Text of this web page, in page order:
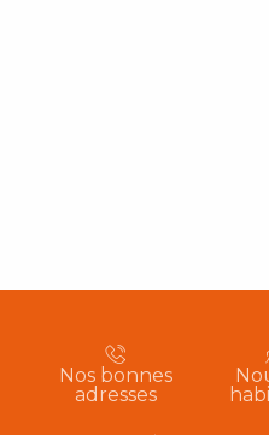
Nos bonnes
adresses